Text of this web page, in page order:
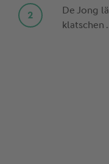
De Jong
klatschen